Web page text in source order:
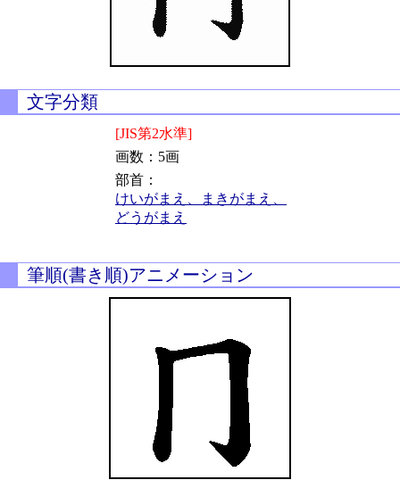
文字分類
[JIS第2水準]
画数：5画
部首：
けいがまえ、まきがまえ、
どうがまえ
筆順(書き順)アニメーション